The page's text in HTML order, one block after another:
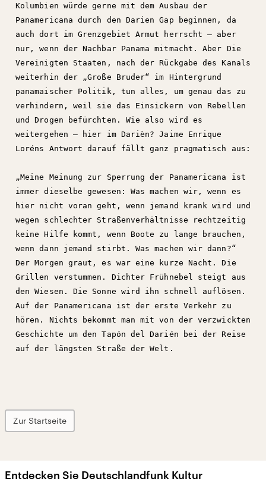
Kolumbien würde gerne mit dem Ausbau der
Panamericana durch den Darien Gap beginnen, da
auch dort im Grenzgebiet Armut herrscht – aber
nur, wenn der Nachbar Panama mitmacht. Aber Die
Vereinigten Staaten, nach der Rückgabe des Kanals
weiterhin der „Große Bruder“ im Hintergrund
panamaischer Politik, tun alles, um genau das zu
verhindern, weil sie das Einsickern von Rebellen
und Drogen befürchten. Wie also wird es
weitergehen – hier im Darièn? Jaime Enrique
Loréns Antwort darauf fällt ganz pragmatisch aus:
„Meine Meinung zur Sperrung der Panamericana ist
immer dieselbe gewesen: Was machen wir, wenn es
hier nicht voran geht, wenn jemand krank wird und
wegen schlechter Straßenverhältnisse rechtzeitig
keine Hilfe kommt, wenn Boote zu lange brauchen,
wenn dann jemand stirbt. Was machen wir dann?“
Der Morgen graut, es war eine kurze Nacht. Die
Grillen verstummen. Dichter Frühnebel steigt aus
den Wiesen. Die Sonne wird ihn schnell auflösen.
Auf der Panamericana ist der erste Verkehr zu
hören. Nichts bekommt man mit von der verzwickten
Geschichte um den Tapón del Darién bei der Reise
auf der längsten Straße der Welt.
Zur Startseite
Entdecken Sie Deutschlandfunk Kultur